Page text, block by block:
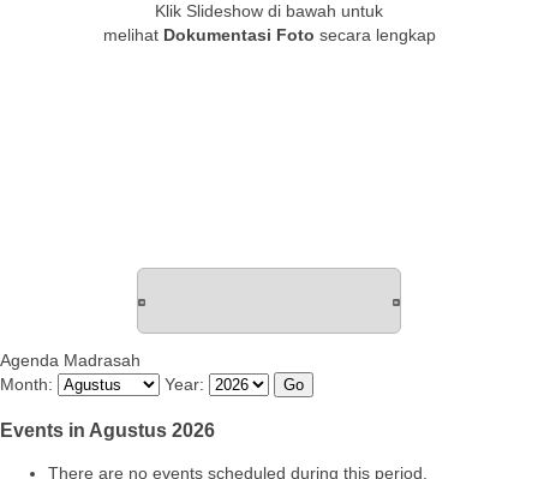
Klik Slideshow di bawah untuk
melihat Dokumentasi Foto secara lengkap
Agenda Madrasah
Month:
Year:
Events in Agustus 2026
There are no events scheduled during this period.